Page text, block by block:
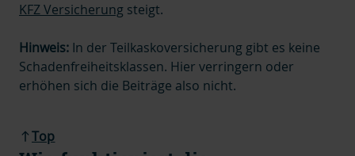
KFZ Versicherung steigt.
Hinweis: In der Teilkaskoversicherung gibt es keine
Schadenfreiheitsklassen. Hier verringern oder
erhöhen sich die Beiträge also nicht.
Top